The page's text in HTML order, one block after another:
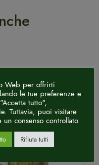
Web per offrirti
le tue preferenze e
tutto",
Tuttavia, puoi visitare
consenso controllato.
Rifiuta tutti